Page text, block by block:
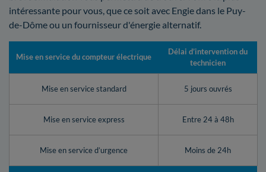
intéressante pour vous, que ce soit avec Engie dans le Puy-
de-Dôme ou un fournisseur d'énergie alternatif.
Mise en service du compteur électrique
Délai d’intervention du
technicien
Mise en service standard 5 jours ouvrés
Mise en service express Entre 24 à 48h
Mise en service d’urgence Moins de 24h